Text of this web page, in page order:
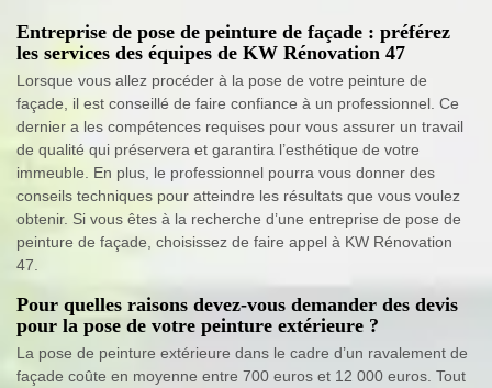
Entreprise de pose de peinture de façade : préférez
les services des équipes de KW Rénovation 47
Lorsque vous allez procéder à la pose de votre peinture de
façade, il est conseillé de faire confiance à un professionnel. Ce
dernier a les compétences requises pour vous assurer un travail
de qualité qui préservera et garantira l’esthétique de votre
immeuble. En plus, le professionnel pourra vous donner des
conseils techniques pour atteindre les résultats que vous voulez
obtenir. Si vous êtes à la recherche d’une entreprise de pose de
peinture de façade, choisissez de faire appel à KW Rénovation
47.
Pour quelles raisons devez-vous demander des devis
pour la pose de votre peinture extérieure ?
La pose de peinture extérieure dans le cadre d’un ravalement de
façade coûte en moyenne entre 700 euros et 12 000 euros. Tout